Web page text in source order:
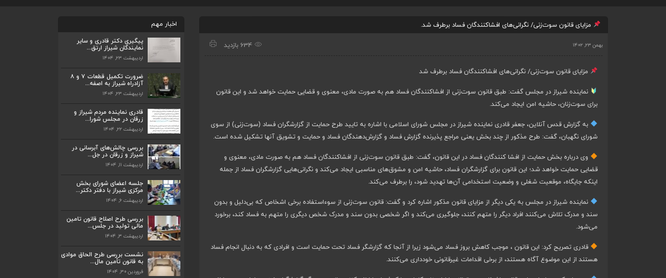
مزایای قانون سوت‌زنی/ نگرانی‌های افشاکنندگان فساد برطرف شد.
بهمن ۲۳, ۱۴۰۲ 634 بازدید
مزایای قانون سوت‌زنی/ نگرانی‌های افشاکنندگان فساد برطرف شد
نماینده شیراز در مجلس گفت: طبق قانون سوت‌زنی از افشاکنندگان فساد هم به صورت مادی، معنوی و قضایی حمایت خواهد شد و این قانون
برای سوت‌زنان، حاشیه امن ایجاد می‌کند.
به گزارش قدس آنلاین، جعفر قادری نماینده شیراز در مجلس شورای اسلامی با اشاره به تایید طرح حمایت از گزارشگران فساد (سوت‌زنی) از سوی
شورای نگهبان، گفت: طرح مذکور از چند بخش یعنی مراجع پذیرنده گزارش فساد و گزارش‌دهندگان فساد و حمایت و تشویق آنها تشکیل شده است.
وی درباره بخش حمایت از افشا کنندگان فساد در این قانون، گفت: طبق قانون سوت‌زنی از افشاکنندگان فساد هم به صورت مادی، معنوی و
قضایی حمایت خواهد شد؛ این قانون برای گزارشگران فساد، حاشیه امن و مشوق‌های مناسبی ایجاد می‌کند و نگرانی‌هایی گزارشگران فساد از جمله
اینکه جایگاه، موقعیت شغلی و وضعیت استخدامی آن‌ها تهدید شود، را برطرف می‌کند.
نماینده شیراز در مجلس به یکی دیگر از مزایای قانون مذکور اشاره کرد و گفت: قانون سوت‌زنی از سوءاستفاده برخی اشخاص که بی‌دلیل و بدون
سند و مدرک تلاش می‌کنند افراد دیگر را متهم کنند، جلوگیری می‌کند و اگر شخصی بدون سند و مدرک شخص دیگری را متهم به فساد کند، برخورد
می‌شود.
قادری تصریح کرد: این قانون ، موجب کاهش بروز فساد می‌شود زیرا از آنجا که گزارشگر فساد تحت حمایت است و افرادی که به دنبال انجام فساد
هستند از این موضوع آگاه هستند، از برخی اقدامات غیرقانونی خودداری می‌کنند.
اخبار مهم
پیگیری دکتر قادری و سایر
نمایندگان شیراز ارتق...
اردیبهشت ۲۳, ۱۴۰۴
ضرورت تکمیل قطعات ۷ و ۸
آزادراه شیراز به اصفه...
اردیبهشت ۲۳, ۱۴۰۴
قادری نماینده مردم شیراز و
زرقان در مجلس شورا...
اردیبهشت ۲۲, ۱۴۰۴
بررسی چالش‌های آبرسانی در
شیراز و زرقان در جل...
اردیبهشت ۱۱, ۱۴۰۴
جلسه اعضای شورای بخش
مرکزی شیراز با دفتر دکتر...
اردیبهشت ۶, ۱۴۰۴
بررسی طرح اصلاح قانون تامین
مالی تولید در جلس...
اردیبهشت ۳, ۱۴۰۴
نشست بررسی طرح الحاق موادی
به قانون تأمین مال...
فروردین ۳۰, ۱۴۰۴
اردیبهشت ۲۳, ۱۴۰۴
قادری نماینده مردم شیراز و زرقان در مجلس
اردیبهشت ۲۲, ۱۴۰۴
بررسی چالش‌های آبرسانی در شیراز و زرقان
اردیبهشت ۱۱, ۱۴۰۴
جلسه اعضای شورای بخش مرکزی شیراز با
اردیبهشت ۶, ۱۴۰۴
ارتق...
اردیبهشت ۲۳, ۱۴۰۴
به اصفه...
اردیبهشت ۲۳, ۱۴۰۴